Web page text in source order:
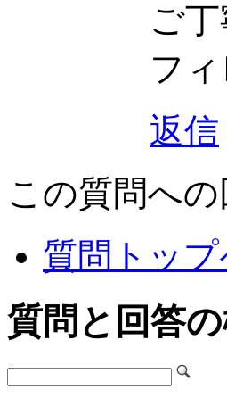
ご
フ
返信
この質問へ
質問トップ
質問と回答